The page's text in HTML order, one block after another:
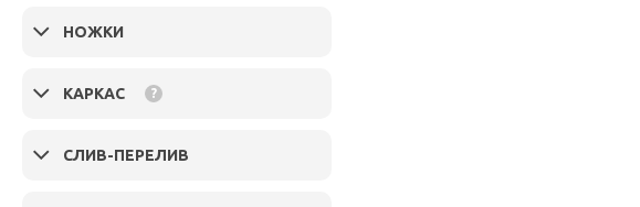
НОЖКИ
КАРКАС ?
СЛИВ-ПЕРЕЛИВ